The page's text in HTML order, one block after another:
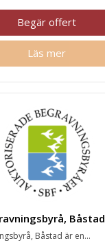
Begär offert
Läs mer
Båstad
Båstad är en...